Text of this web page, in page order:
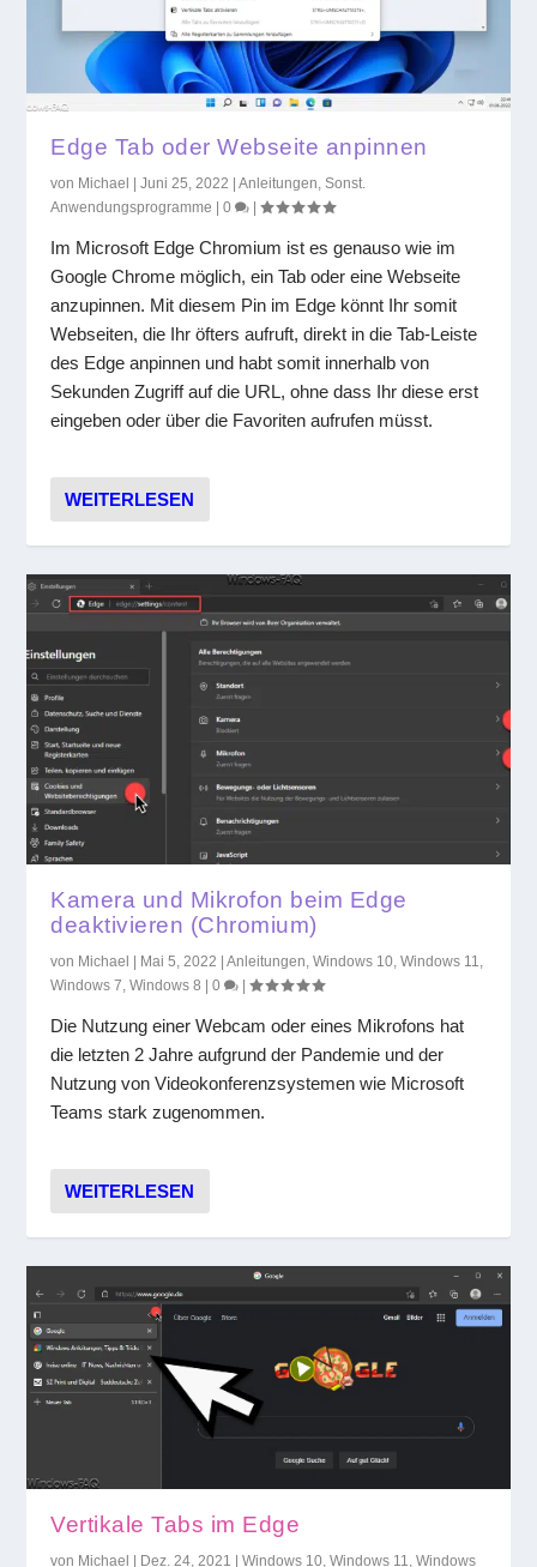
Edge Tab oder Webseite anpinnen
von Michael |Juni 25, 2022 |Anleitungen ,Sonst.
Anwendungsprogramme |0 |
Im Microsoft Edge Chromium ist es genauso wie im
Google Chrome möglich, ein Tab oder eine Webseite
anzupinnen. Mit diesem Pin im Edge könnt Ihr somit
Webseiten, die Ihr öfters aufruft, direkt in die Tab-Leiste
des Edge anpinnen und habt somit innerhalb von
Sekunden Zugriff auf die URL, ohne dass Ihr diese erst
eingeben oder über die Favoriten aufrufen müsst.
WEITERLESEN
Kamera und Mikrofon beim Edge
deaktivieren (Chromium)
von Michael | Mai 5, 2022 |Anleitungen ,Windows 10 ,Windows 11
Windows 7 ,Windows 8 |0 |
Die Nutzung einer Webcam oder eines Mikrofons hat
die letzten 2 Jahre aufgrund der Pandemie und der
Nutzung von Videokonferenzsystemen wie Microsoft
Teams stark zugenommen.
WEITERLESEN
Vertikale Tabs im Edge
von Michael | Dez. 24, 2021 |Windows 10 ,Windows 11 ,Windows